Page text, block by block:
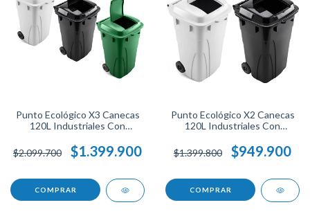
Punto Ecológico X3 Canecas
120L Industriales Con
Uso Rudo Para Separación De
Residuos Hogar Negocio
$2.099.700 $1.399.900
Punto Ecológico X2 Canecas
120L Industriales Con
Uso Rudo Para Separación De
Residuos.
$1.399.800 $949.900